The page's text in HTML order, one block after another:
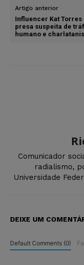
Artigo anterior
Influencer Kat Torres
presa suspeita de
humano e
Comunicador
radialismo,
Universidade
DEIXE UM
Default Comments (0)